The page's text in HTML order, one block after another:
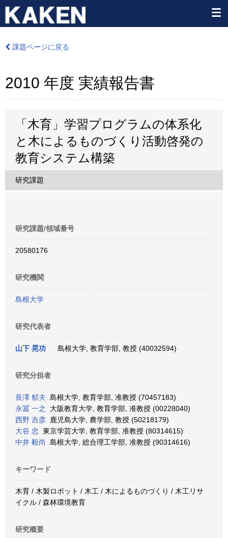
課題ページに戻る
2010 年度 実績報告書
「木育」学習プログラムの体系化
と木によるものづくり活動啓発の
教育システム構築
研究課題
研究課題/領域番号
20580176
研究機関
島根大学
研究代表者
山下 晃功 島根大学, 教育学部, 教授 (40032594)
研究分担者
長澤 郁夫 島根大学, 教育学部, 准教授 (70457183)
永冨 一之
大阪教育大学, 教育学部, 准教授 (00228040)
西野 吉彦 鹿児島大学, 農学部, 教授 (50218179)
大谷 忠 東京学芸大学, 教育学部, 准教授 (80314615)
中井 毅尚
島根大学, 総合理工学部, 准教授 (90314616)
キーワード
木育 / 木製ロボット / 木工 / 木によるものづくり / 木工リサ
イクル / 森林環境教育
研究概要